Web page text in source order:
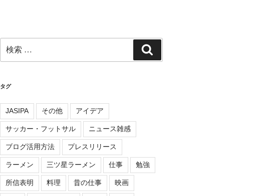
索:
索
タグ
JASIPA その他 アイデア
サッカー・フットサル ニュース雑感
ブログ活用方法 プレスリリース
ラーメン 三ツ星ラーメン 仕事 勉強
所信表明 料理 昔の仕事 映画